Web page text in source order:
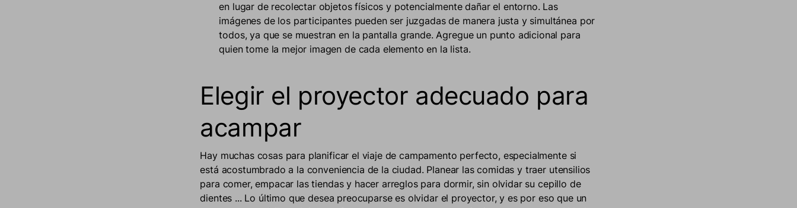
en lugar de recolectar objetos físicos y potencialmente dañar el entorno. Las
imágenes de los participantes pueden ser juzgadas de manera justa y simultánea por
todos, ya que se muestran en la pantalla grande. Agregue un punto adicional para
quien tome la mejor imagen de cada elemento en la lista.
Elegir el proyector adecuado para
acampar
Hay muchas cosas para planificar el viaje de campamento perfecto, especialmente si
está acostumbrado a la conveniencia de la ciudad. Planear las comidas y traer utensilios
para comer, empacar las tiendas y hacer arreglos para dormir, sin olvidar su cepillo de
dientes ... Lo último que desea preocuparse es olvidar el proyector, y es por eso que un